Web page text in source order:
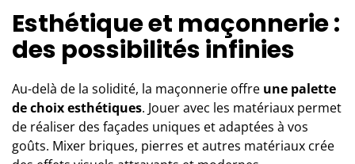
Esthétique et maçonnerie :
des possibilités infinies
Au-delà de la solidité, la maçonnerie offre une palette
de choix esthétiques. Jouer avec les matériaux permet
de réaliser des façades uniques et adaptées à vos
goûts. Mixer briques, pierres et autres matériaux crée